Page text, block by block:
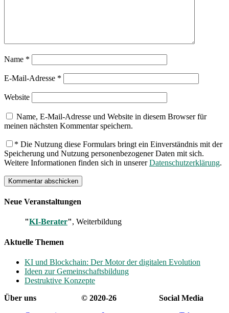
Name *
E-Mail-Adresse *
Website
Name, E-Mail-Adresse und Website in diesem Browser für
meinen nächsten Kommentar speichern.
* Die Nutzung diese Formulars bringt ein Einverständnis mit der
Speicherung und Nutzung personenbezogener Daten mit sich.
Weitere Informationen finden sich in unsererDatenschutzerklärung.
Neue Veranstaltungen
"KI-Berater", Weiterbildung
Aktuelle Themen
KI und Blockchain: Der Motor der digitalen Evolution
Ideen zur Gemeinschaftsbildung
Destruktive Konzepte
Über uns
© 2020-26
Social Media